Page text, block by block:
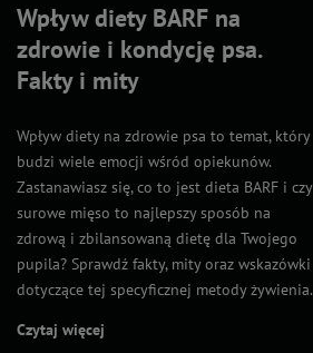
Wpływ diety BARF na
zdrowie i kondycję psa.
Fakty i mity
Wpływ diety na zdrowie psa to temat, który
budzi wiele emocji wśród opiekunów.
Zastanawiasz się, co to jest dieta BARF i czy
surowe mięso to najlepszy sposób na
zdrową i zbilansowaną dietę dla Twojego
pupila? Sprawdź fakty, mity oraz wskazówki
dotyczące tej specyficznej metody żywienia.
Czytaj więcej